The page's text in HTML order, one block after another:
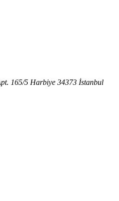
165/5 Harbiye 34373 İstanbul